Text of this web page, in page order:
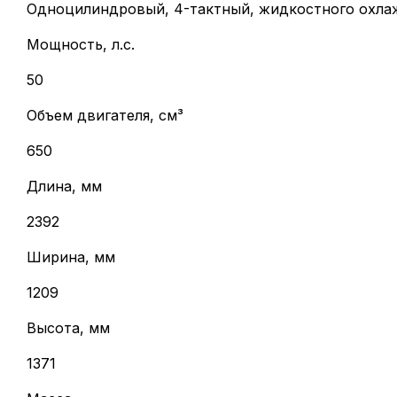
Одноцилиндровый, 4-тактный, жидкостного
Мощность, л.с.
50
Объем двигателя, см³
650
Длина, мм
2392
Ширина, мм
1209
Высота, мм
1371